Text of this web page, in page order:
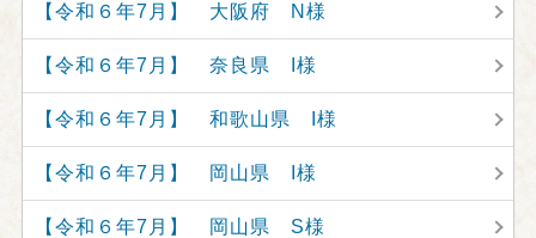
【令和６年7月】 大阪府 N様
【令和６年7月】 奈良県 I様
【令和６年7月】 和歌山県 I様
【令和６年7月】 岡山県 I様
【令和６年7月】 岡山県 S様